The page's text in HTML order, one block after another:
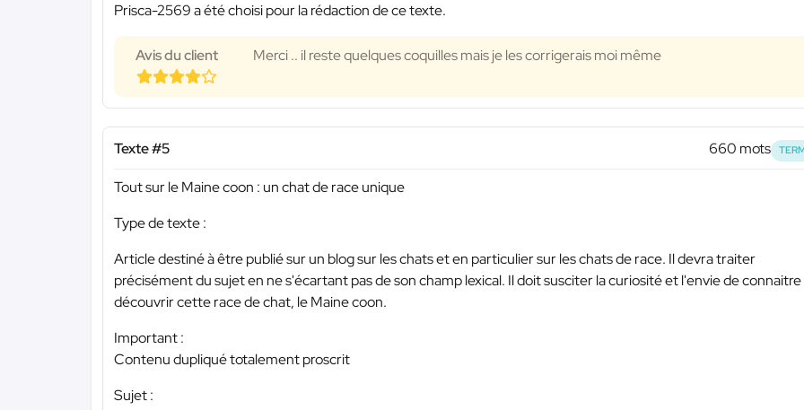
Prisca-2569 a été choisi pour la rédaction de ce texte.
Avis du client Merci .. il reste quelques coquilles mais je les corrigerais moi même
Texte #5 660 mots
Tout sur le Maine coon : un chat de race unique
Type de texte :
Article destiné à être publié sur un blog sur les chats et en particulier sur les chats de race. Il devra traiter
précisément du sujet en ne s'écartant pas de son champ lexical. Il doit susciter la curiosité et l'envie de
découvrir cette race de chat, le Maine coon.
Important :
Contenu dupliqué totalement proscrit
Sujet :